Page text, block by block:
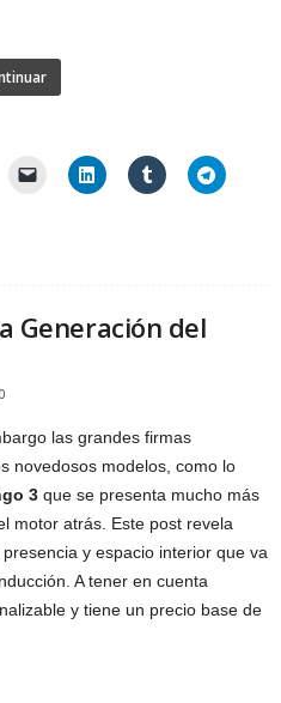
Generación del
0
las grandes firmas
novedosos modelos, como lo
3 que se presenta mucho más
motor atrás. Este post revela
y espacio interior que va
A tener en cuenta
y tiene un precio base de